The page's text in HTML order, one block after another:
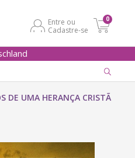
Entre ou
Cadastre-se
0
DE UMA HERANÇA CRISTÃ